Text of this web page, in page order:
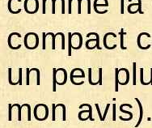
compact
un peu
mon avis).